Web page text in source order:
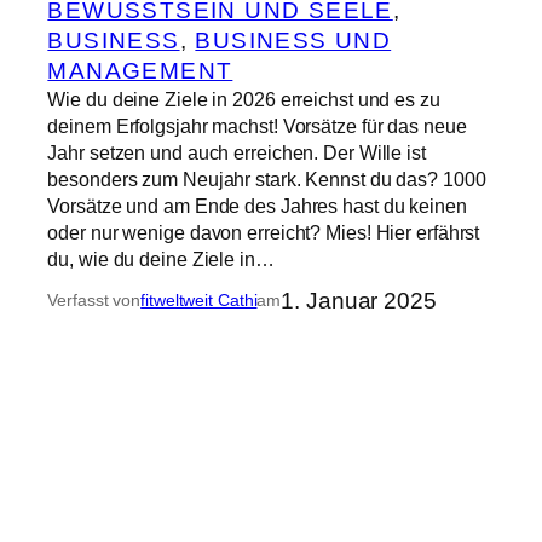
BEWUSSTSEIN UND SEELE
BUSINESS, BUSINESS UND
MANAGEMENT
Wie du deine Ziele in 2026 erreichst und es zu
deinem Erfolgsjahr machst! Vorsätze für das neue
Jahr setzen und auch erreichen. Der Wille ist
besonders zum Neujahr stark. Kennst du das? 1000
Vorsätze und am Ende des Jahres hast du keinen
oder nur wenige davon erreicht? Mies! Hier erfährst
du, wie du deine Ziele in…
Verfasst vonfitweltweit Cathiam1. Januar 2025